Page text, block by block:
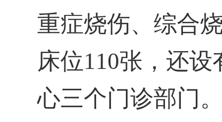
重症烧伤、综合
床位110张，还设
心三个门诊部门